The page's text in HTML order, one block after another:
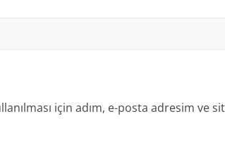
için adım, e-posta adresim ve